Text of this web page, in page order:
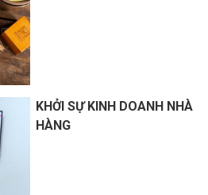
KHỞI SỰ KINH DOANH NHÀ
HÀNG